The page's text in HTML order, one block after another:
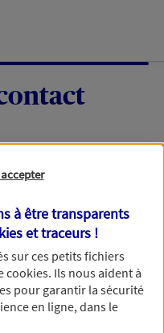
dans les
par téléphone.
à être transparents
et traceurs !
sur ces petits fichiers
cookies. Ils nous aident à
pour garantir la sécurité
en ligne, dans le